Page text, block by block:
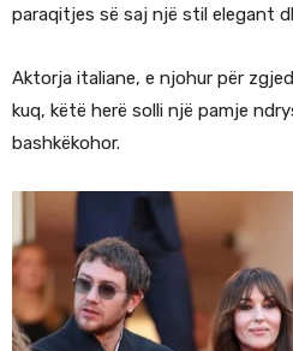
paraqitjes së saj një stil elegant
Aktorja italiane, e njohur për
kuq, këtë herë solli një pamje
bashkëkohor.